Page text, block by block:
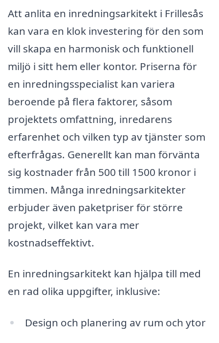
Att anlita en inredningsarkitekt i Frillesås
kan vara en klok investering för den som
vill skapa en harmonisk och funktionell
miljö i sitt hem eller kontor. Priserna för
en inredningsspecialist kan variera
beroende på flera faktorer, såsom
projektets omfattning, inredarens
erfarenhet och vilken typ av tjänster som
efterfrågas. Generellt kan man förvänta
sig kostnader från 500 till 1500 kronor i
timmen. Många inredningsarkitekter
erbjuder även paketpriser för större
projekt, vilket kan vara mer
kostnadseffektivt.
En inredningsarkitekt kan hjälpa till med
en rad olika uppgifter, inklusive:
Design och planering av rum och ytor